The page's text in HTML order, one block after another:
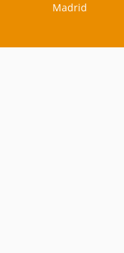
Madrid